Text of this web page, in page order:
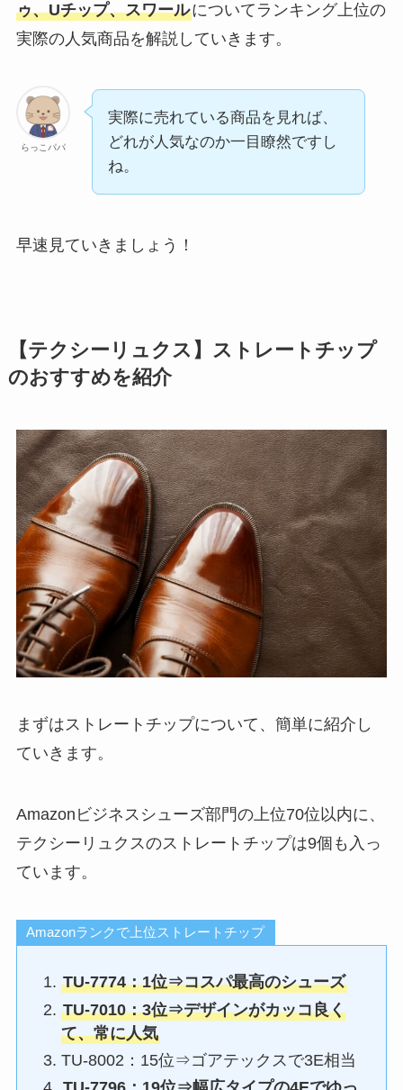
ゥ、Uチップ、スワールについてランキング上位の
実際の人気商品を解説していきます。
らっこパパ
実際に売れている商品を見れば、
どれが人気なのか一目瞭然ですし
ね。
早速見ていきましょう！
【テクシーリュクス】ストレートチップ
のおすすめを紹介
まずはストレートチップについて、簡単に紹介し
ていきます。
Amazonビジネスシューズ部門の上位70位以内に、
テクシーリュクスのストレートチップは9個も入っ
ています。
Amazonランクで上位ストレートチップ
TU-7774：1位⇒コスパ最高のシューズ
TU-7010：3位⇒デザインがカッコ良く
て、常に人気
TU-8002：15位⇒ゴアテックスで3E相当